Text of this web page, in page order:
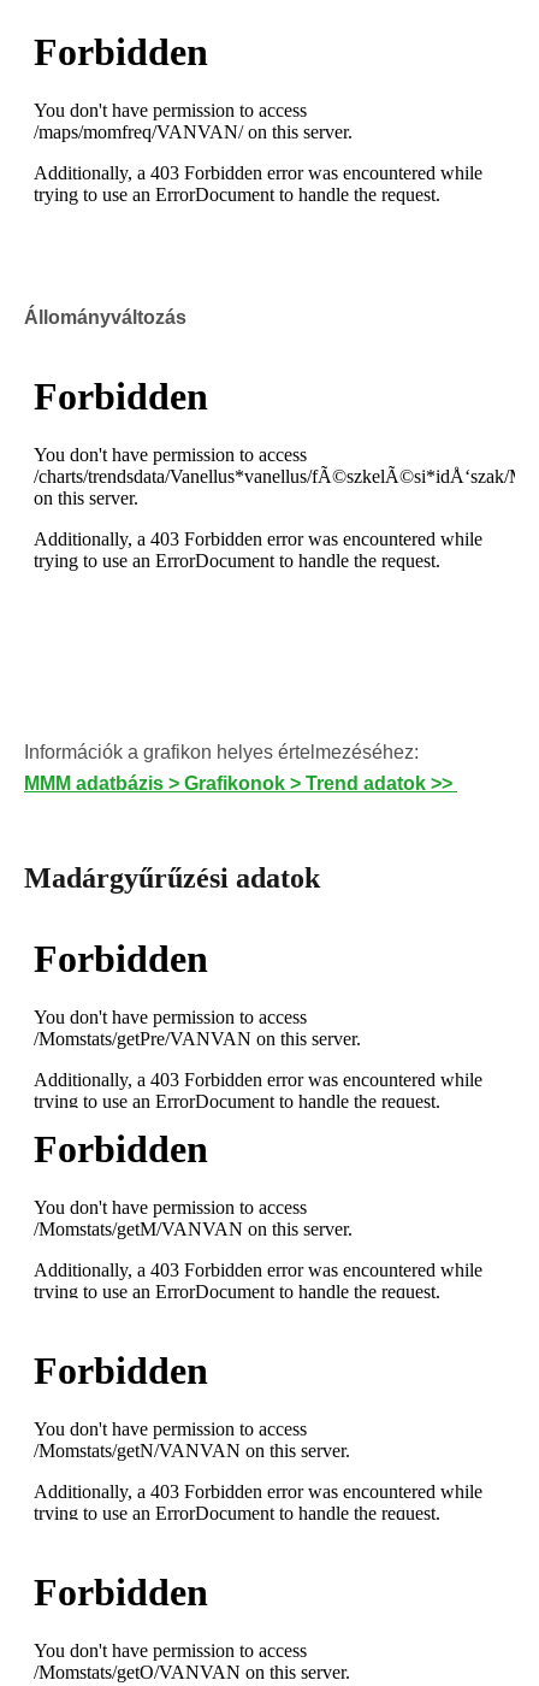
Állományváltozás
Információk a grafikon helyes értelmezéséhez:
MMM adatbázis > Grafikonok > Trend adatok >>
Madárgyűrűzési adatok